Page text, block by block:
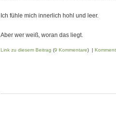
Ich fühle mich innerlich hohl und leer.
Aber wer weiß, woran das liegt.
Link zu diesem Beitrag (9 Kommentare) |